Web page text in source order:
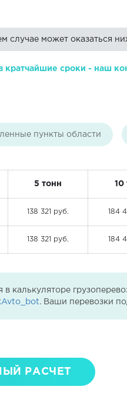
случае может оказаться
кратчайшие сроки - наш
пункты области
5 тонн 10
138 321 руб. 184
138 321 руб. 184
в калькуляторе
. Ваши перевозки
РАСЧЕТ